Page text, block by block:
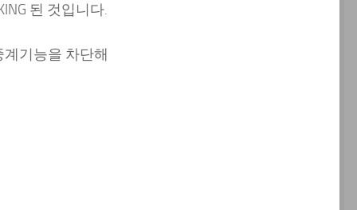
된 것입니다.
기능을 차단해